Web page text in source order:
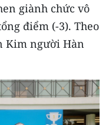
giành chức vô
điểm (-3). Theo
Kim người Hàn